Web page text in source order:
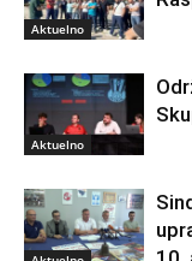
Aktuelno
Aktuelno